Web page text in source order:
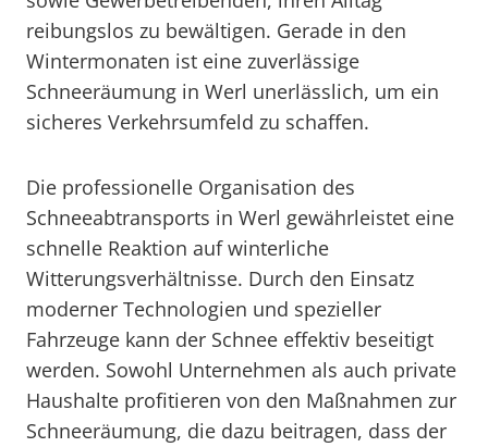
reibungslos zu bewältigen. Gerade in den
Wintermonaten ist eine zuverlässige
Schneeräumung in Werl unerlässlich, um ein
sicheres Verkehrsumfeld zu schaffen.
Die professionelle Organisation des
Schneeabtransports in Werl gewährleistet eine
schnelle Reaktion auf winterliche
Witterungsverhältnisse. Durch den Einsatz
moderner Technologien und spezieller
Fahrzeuge kann der Schnee effektiv beseitigt
werden. Sowohl Unternehmen als auch private
Haushalte profitieren von den Maßnahmen zur
Schneeräumung, die dazu beitragen, dass der